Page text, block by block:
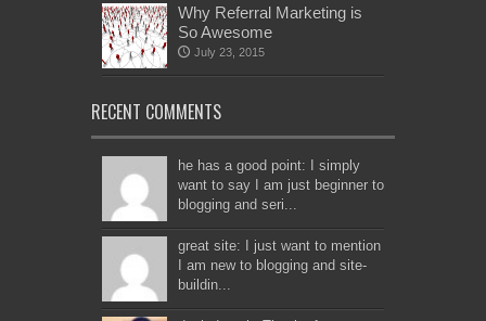
Why Referral Marketing is
So Awesome
July 23, 2015
RECENT COMMENTS
he has a good point: I simply
want to say I am just beginner to
blogging and seri...
great site: I just want to mention
I am new to blogging and site-
buildin...